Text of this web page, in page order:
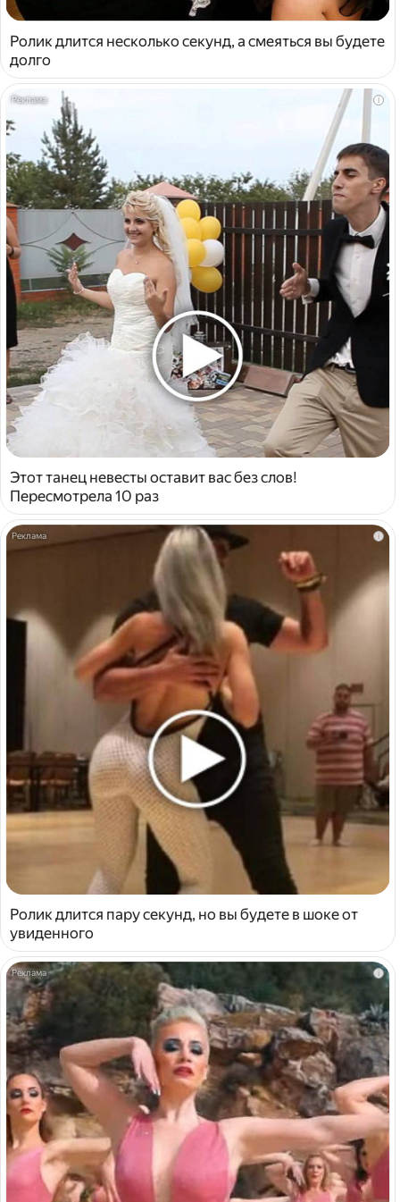
Ролик длится несколько секунд, а смеяться вы будете
долго
i
Этот танец невесты оставит вас без слов!
Пересмотрела 10 раз
i
Ролик длится пару секунд, но вы будете в шоке от
увиденного
i